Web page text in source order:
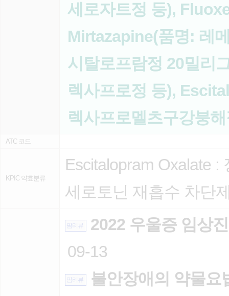
세로자트정 등),
Mirtazapine(품명: 레
시탈로프람정 20밀리
렉사프로정 등),
렉사프로멜츠구강붕
ATC 코드
KPIC 약효분류
Escitalopram Oxalate :
세로토닌 재흡수 차단
팜리뷰
2022 우울증 임상
09-13
팜리뷰
불안장애의 약물